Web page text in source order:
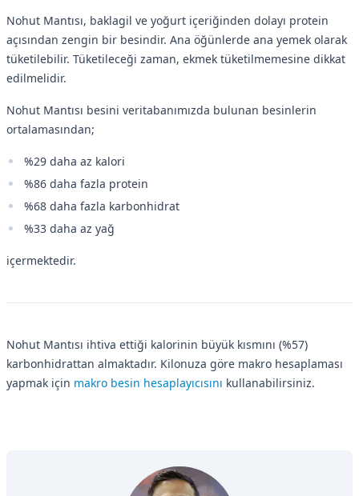
Nohut Mantısı, baklagil ve yoğurt içeriğinden dolayı protein
açısından zengin bir besindir. Ana öğünlerde ana yemek olarak
tüketilebilir. Tüketileceği zaman, ekmek tüketilmemesine dikkat
edilmelidir.
Nohut Mantısı besini veritabanımızda bulunan besinlerin
ortalamasından;
%29 daha az kalori
%86 daha fazla protein
%68 daha fazla karbonhidrat
%33 daha az yağ
içermektedir.
Nohut Mantısı ihtiva ettiği kalorinin büyük kısmını (%57)
karbonhidrattan almaktadır. Kilonuza göre makro hesaplaması
yapmak için makro besin hesaplayıcısını kullanabilirsiniz.